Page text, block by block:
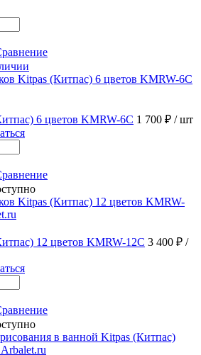
6 цветов KMRW-6C 1 700 ₽ / шт
12 цветов KMRW-12C 3 400 ₽ /